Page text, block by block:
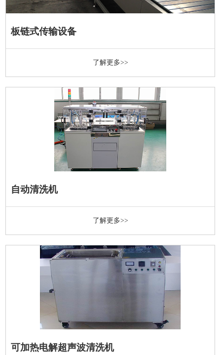
板链式传输设备
了解更多>>
自动清洗机
了解更多>>
可加热电解超声波清洗机